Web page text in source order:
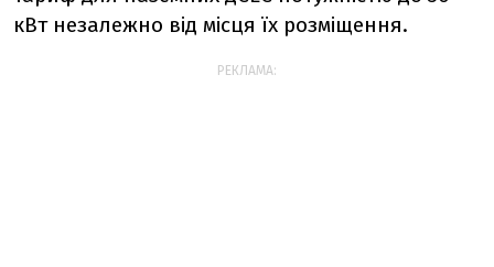
кВт незалежно від місця їх розміщення.
РЕКЛАМА: